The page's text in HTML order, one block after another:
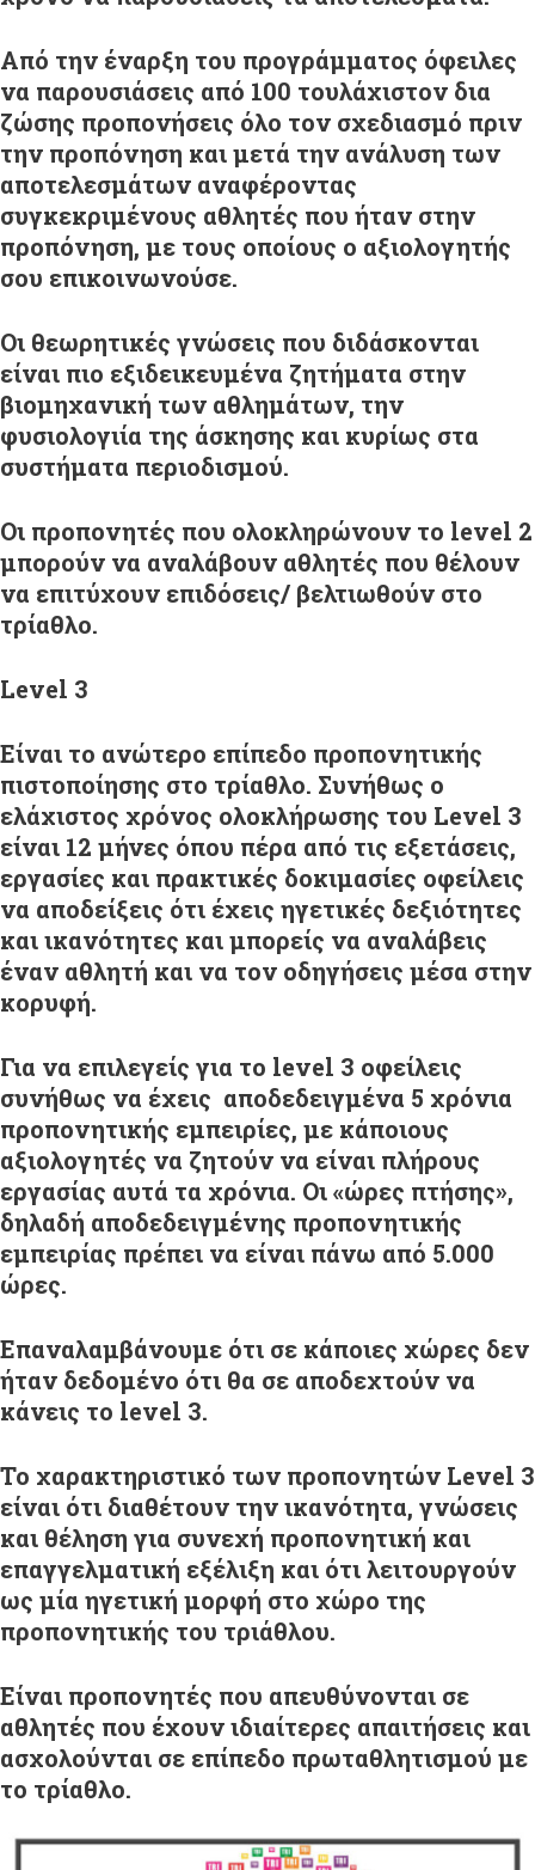
Από την έναρξη του προγράμματος όφειλες
να παρουσιάσεις από 100 τουλάχιστον δια
ζώσης προπονήσεις όλο τον σχεδιασμό πριν
την προπόνηση και μετά την ανάλυση των
αποτελεσμάτων αναφέροντας
συγκεκριμένους αθλητές που ήταν στην
προπόνηση, με τους οποίους ο αξιολογητής
σου επικοινωνούσε.
Οι θεωρητικές γνώσεις που διδάσκονται
είναι πιο εξιδεικευμένα ζητήματα στην
βιομηχανική των αθλημάτων, την
φυσιολογιία της άσκησης και κυρίως στα
συστήματα περιοδισμού.
Οι προπονητές που ολοκληρώνουν το level 2
μπορούν να αναλάβουν αθλητές που θέλουν
να επιτύχουν επιδόσεις/ βελτιωθούν στο
τρίαθλο.
Level 3
Είναι το ανώτερο επίπεδο προπονητικής
πιστοποίησης στο τρίαθλο. Συνήθως ο
ελάχιστος χρόνος ολοκλήρωσης του Level 3
είναι 12 μήνες όπου πέρα από τις εξετάσεις,
εργασίες και πρακτικές δοκιμασίες οφείλεις
να αποδείξεις ότι έχεις ηγετικές δεξιότητες
και ικανότητες και μπορείς να αναλάβεις
έναν αθλητή και να τον οδηγήσεις μέσα στην
κορυφή.
Για να επιλεγείς για το level 3 οφείλεις
συνήθως να έχεις αποδεδειγμένα 5 χρόνια
προπονητικής εμπειρίες, με κάποιους
αξιολογητές να ζητούν να είναι πλήρους
εργασίας αυτά τα χρόνια. Οι «ώρες πτήσης»,
δηλαδή αποδεδειγμένης προπονητικής
εμπειρίας πρέπει να είναι πάνω από 5.000
ώρες.
Επαναλαμβάνουμε ότι σε κάποιες χώρες δεν
ήταν δεδομένο ότι θα σε αποδεχτούν να
κάνεις το level 3.
Το χαρακτηριστικό των προπονητών Level 3
είναι ότι διαθέτουν την ικανότητα, γνώσεις
και θέληση για συνεχή προπονητική και
επαγγελματική εξέλιξη και ότι λειτουργούν
ως μία ηγετική μορφή στο χώρο της
προπονητικής του τριάθλου.
Είναι προπονητές που απευθύνονται σε
αθλητές που έχουν ιδιαίτερες απαιτήσεις και
ασχολούνται σε επίπεδο πρωταθλητισμού με
το τρίαθλο.